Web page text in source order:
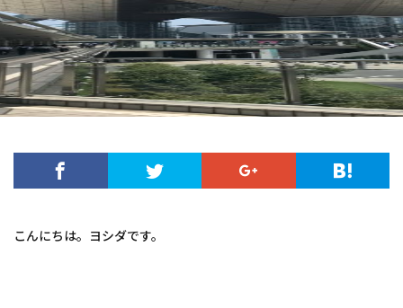
こんにちは。ヨシダです。